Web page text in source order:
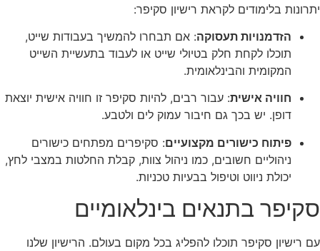
יתרונות בלימודים לקראת רישיון סקיפר:
הזדמנויות תעסוקה: אם תבחרו להמשיך בעבודות שייט,
תוכלו לקחת חלק בטיולי שייט או לעבוד בתעשיית השייט
המקומית והבינלאומית.
חוויה אישית: עבור רבים, להיות סקיפר זו חוויה אישית יוצאת
דופן. יש בכך גם חיבור עמוק לים ולטבע.
פיתוח כישורים מקצועיים: סקיפרים מפתחים כישורים
ניהוליים חשובים, כמו ניהול צוות, קבלת החלטות במצבי לחץ,
יכולת ניווט וטיפול בבעיות טכניות.
סקיפר בתנאים בינלאומיים
עם רישיון סקיפר תוכלו להפליג בכל מקום בעולם. הרישיון שלנו